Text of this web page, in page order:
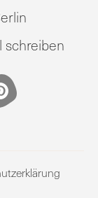
schreiben